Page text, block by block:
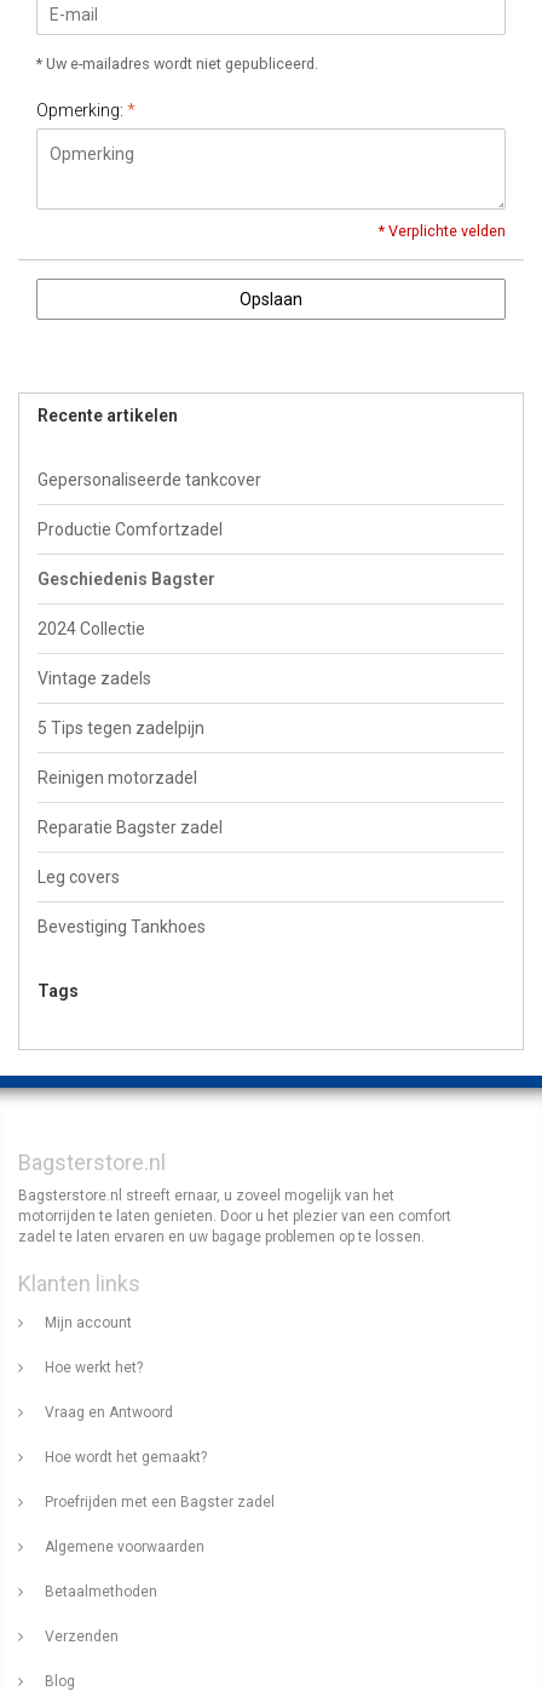
* Uw e-mailadres wordt niet gepubliceerd.
Opmerking: *
* Verplichte velden
Opslaan
Recente artikelen
Gepersonaliseerde tankcover
Productie Comfortzadel
Geschiedenis Bagster
2024 Collectie
Vintage zadels
5 Tips tegen zadelpijn
Reinigen motorzadel
Reparatie Bagster zadel
Leg covers
Bevestiging Tankhoes
Tags
Bagsterstore.nl
Bagsterstore.nl streeft ernaar, u zoveel mogelijk van het
motorrijden te laten genieten. Door u het plezier van een comfort
zadel te laten ervaren en uw bagage problemen op te lossen.
Klanten links
Mijn account
Hoe werkt het?
Vraag en Antwoord
Hoe wordt het gemaakt?
Proefrijden met een Bagster zadel
Algemene voorwaarden
Betaalmethoden
Verzenden
Blog